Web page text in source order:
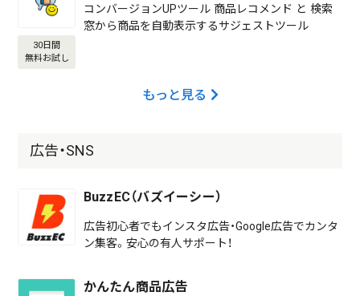
30日間
無料お試し
コンバージョンUPツール 商品レコメンド と 検索
窓から商品を自動表示するサジェストツール
もっと見る
広告・SNS
BuzzEC（バズイーシー）
広告初心者でもインスタ広告・Google広告でカンタ
ン集客。安心の有人サポート！
かんたん商品広告